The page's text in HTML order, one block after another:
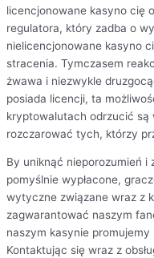
licencjonowane kasyno cię
regulatora, który zadba o
nielicencjonowane kasyno
stracenia. Tymczasem
żwawa i niezwykle
posiada licencji, ta
kryptowalutach odrzucić są
rozczarować tych, którzy
By uniknąć nieporozumień
pomyślnie wypłacone,
wytyczne związane wraz z
zagwarantować naszym
naszym kasynie
Kontaktując się wraz z